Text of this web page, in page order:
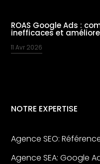
ROAS Google Ads :
inefficaces et
11 Avr 2026
NOTRE EXPERTISE
Agence SEO:
Agence SEA: Google